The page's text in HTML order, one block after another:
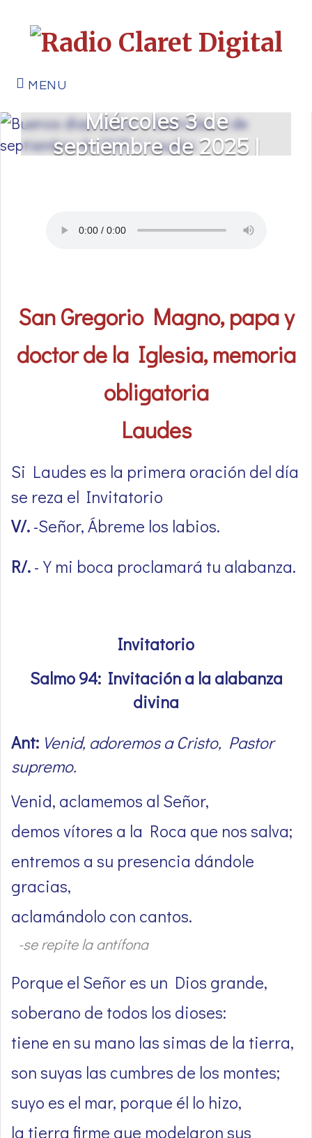
MENUBuenos días, Señor |
Miércoles 3 de
septiembre de 2025 |
San Gregorio Magno, papa y
doctor de la Iglesia, memoria
obligatoria
Laudes
Si Laudes es la primera oración del día
se reza el Invitatorio
V/.-Señor, Ábreme los labios.
R/.-Y mi boca proclamará tu alabanza.
Invitatorio
Salmo 94: Invitación a la alabanza
divina
Ant: Venid, adoremos a Cristo, Pastor
supremo.
Venid, aclamemos al Señor,
demos vítores a la Roca que nos salva;
entremos a su presencia dándole
gracias,
aclamándolo con cantos.
-se repite la antífona
Porque el Señor es un Dios grande,
soberano de todos los dioses:
tiene en su mano las simas de la tierra,
son suyas las cumbres de los montes;
suyo es el mar, porque él lo hizo,
la tierra firme que modelaron sus